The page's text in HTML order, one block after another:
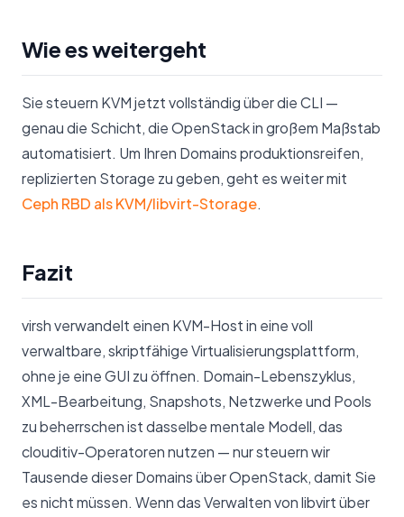
Wie es weitergeht
Sie steuern KVM jetzt vollständig über die CLI —
genau die Schicht, die OpenStack in großem Maßstab
automatisiert. Um Ihren Domains produktionsreifen,
replizierten Storage zu geben, geht es weiter mit
Ceph RBD als KVM/libvirt-Storage.
Fazit
virsh verwandelt einen KVM-Host in eine voll
verwaltbare, skriptfähige Virtualisierungsplattform,
ohne je eine GUI zu öffnen. Domain-Lebenszyklus,
XML-Bearbeitung, Snapshots, Netzwerke und Pools
zu beherrschen ist dasselbe mentale Modell, das
clouditiv-Operatoren nutzen — nur steuern wir
Tausende dieser Domains über OpenStack, damit Sie
es nicht müssen. Wenn das Verwalten von libvirt über